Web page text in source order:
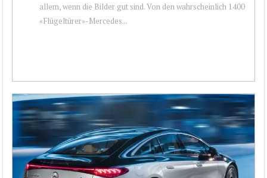
allem, wenn die Bilder gut sind. Von den wahrscheinlich 1400
«Flügeltürer»-Mercedes...